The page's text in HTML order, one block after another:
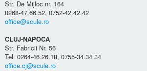
Str. De Mijloc nr. 164
0268-47.66.52, 0752-42.42.42
office@scule.ro
CLUJ-NAPOCA
Str. Fabricii Nr. 56
Tel. 0264-46.26.18, 0755-34.34.34
office.cj@scule.ro